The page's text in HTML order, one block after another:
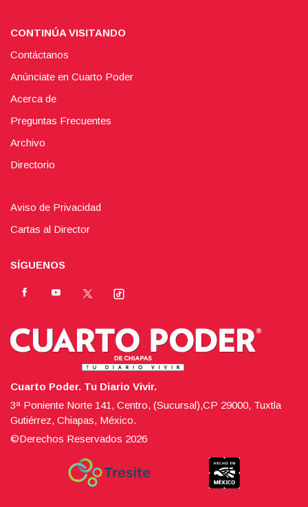
CONTINÚA VISITANDO
Contáctanos
Anúnciate en Cuarto Poder
Acerca de
Preguntas Frecuentes
Archivo
Directorio
Aviso de Privacidad
Cartas al Director
SÍGUENOS
Cuarto Poder. Tu Diario Vivir.
3ª Poniente Norte 141, Centro, (Sucursal),CP 29000, Tuxtla
Gutiérrez, Chiapas, México.
©Derechos Reservados 2026